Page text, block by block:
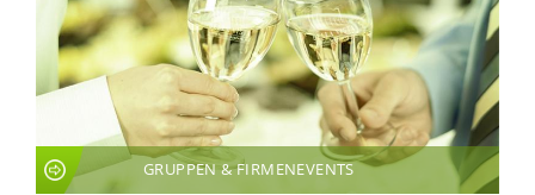
GRUPPEN & FIRMENEVENTS